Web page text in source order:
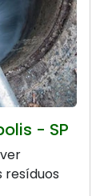
- SP
resíduos